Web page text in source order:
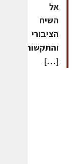
אל
השיח
הציבורי
והתקשורתי.
[…]